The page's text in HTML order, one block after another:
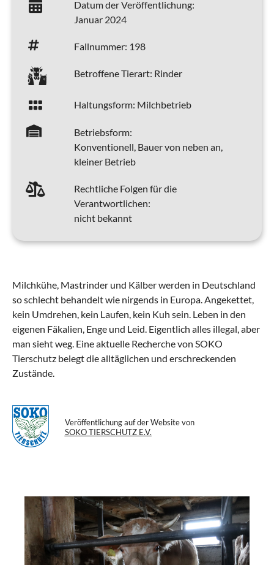
Datum der Veröffentlichung:
Januar 2024
Fallnummer: 198
Betroffene Tierart: Rinder
Haltungsform: Milchbetrieb
Betriebsform:
Konventionell, Bauer von neben an,
kleiner Betrieb
Rechtliche Folgen für die
Verantwortlichen:
nicht bekannt
Milchkühe, Mastrinder und Kälber werden in Deutschland
so schlecht behandelt wie nirgends in Europa. Angekettet,
kein Umdrehen, kein Laufen, kein Kuh sein. Leben in den
eigenen Fäkalien, Enge und Leid. Eigentlich alles illegal, aber
man sieht weg. Eine aktuelle Recherche von SOKO
Tierschutz belegt die alltäglichen und erschreckenden
Zustände.
Veröffentlichung auf der Website von
SOKO TIERSCHUTZ E.V.